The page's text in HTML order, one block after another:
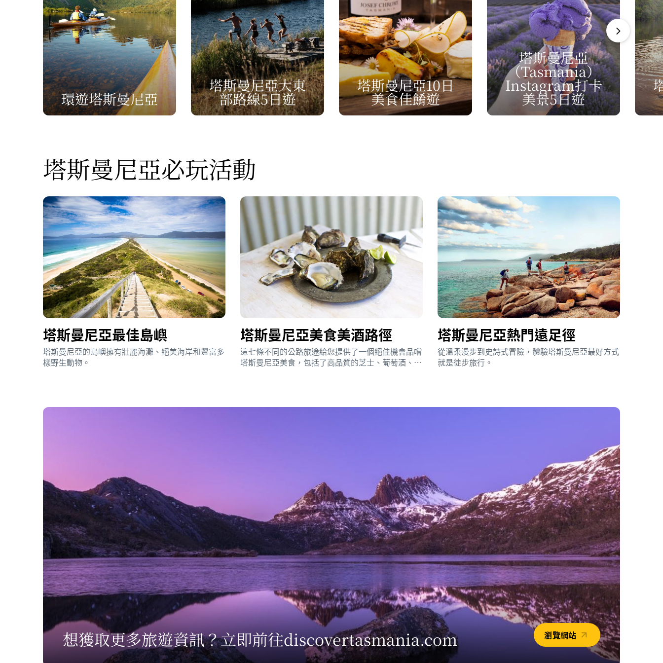
環遊塔斯曼尼亞
塔斯曼尼亞大東
部路線5日遊
塔斯曼尼亞10日
美食佳餚遊
塔斯曼尼亞
（Tasmania）
Instagram打卡
美景5日遊
塔斯曼尼亞必玩活動
塔斯曼尼亞最佳島嶼
塔斯曼尼亞的島嶼擁有壯麗海灘、絕美海岸和豐富多
樣野生動物。
塔斯曼尼亞美食美酒路徑
這七條不同的公路旅途給您提供了一個絕佳機會品嚐
塔斯曼尼亞美食，包括了高品質的芝士、葡萄酒、啤
塔斯曼尼亞熱門遠足徑
從溫柔漫步到史詩式冒險，體驗塔斯曼尼亞最好方式
就是徒步旅行。
想獲取更多旅遊資訊？立即前往discovertasmania.com 瀏覽網站